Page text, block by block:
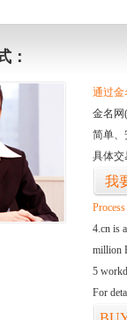
：
通过金
金名网
简单、
具体交
我
4.cn is
million
5
For